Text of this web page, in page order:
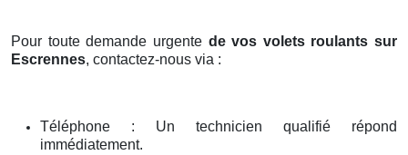
Pour toute demande urgente de vos volets roulants sur
Escrennes, contactez-nous via :
Téléphone : Un technicien qualifié répond
immédiatement.